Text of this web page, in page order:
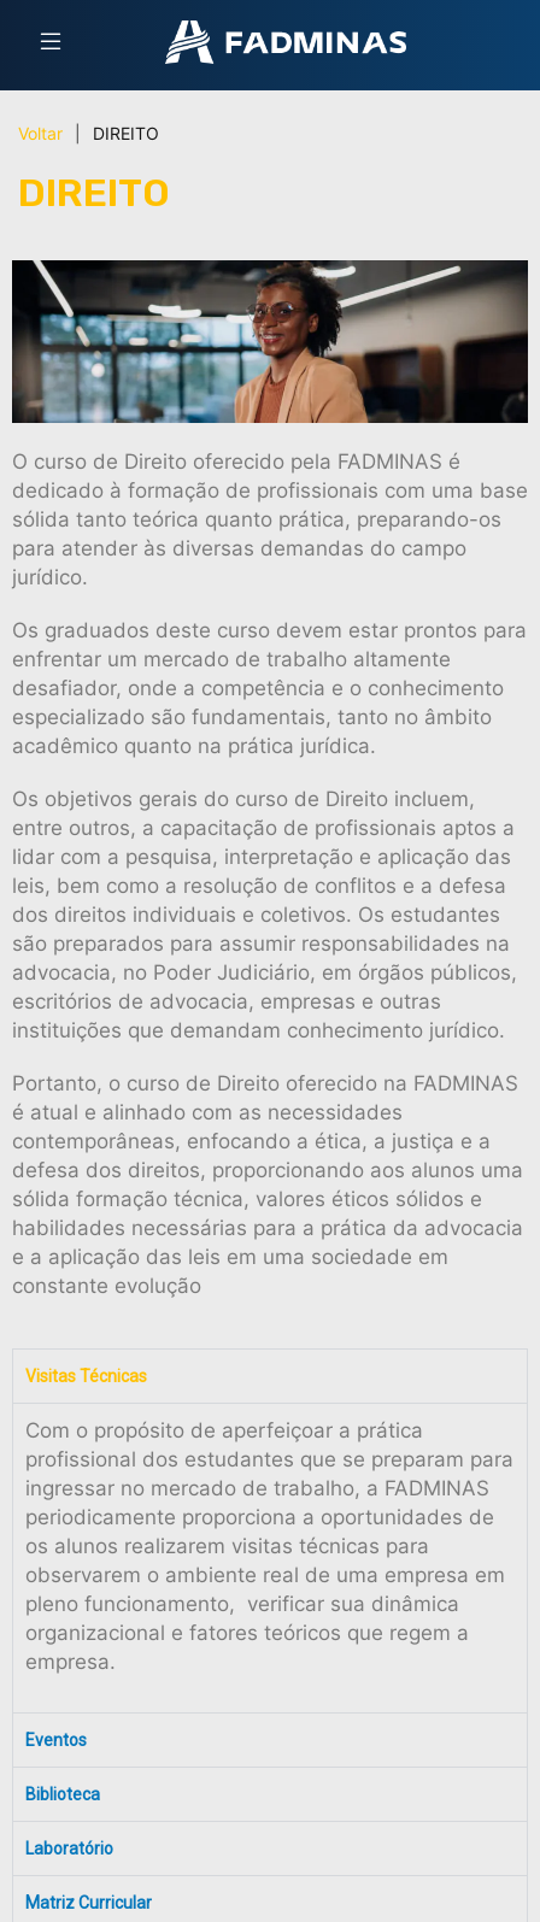
Voltar DIREITO
DIREITO
O curso de Direito oferecido pela FADMINAS é
dedicado à formação de profissionais com uma base
sólida tanto teórica quanto prática, preparando-os
para atender às diversas demandas do campo
jurídico.
Os graduados deste curso devem estar prontos para
enfrentar um mercado de trabalho altamente
desafiador, onde a competência e o conhecimento
especializado são fundamentais, tanto no âmbito
acadêmico quanto na prática jurídica.
Os objetivos gerais do curso de Direito incluem,
entre outros, a capacitação de profissionais aptos a
lidar com a pesquisa, interpretação e aplicação das
leis, bem como a resolução de conflitos e a defesa
dos direitos individuais e coletivos. Os estudantes
são preparados para assumir responsabilidades na
advocacia, no Poder Judiciário, em órgãos públicos,
escritórios de advocacia, empresas e outras
instituições que demandam conhecimento jurídico.
Portanto, o curso de Direito oferecido na FADMINAS
é atual e alinhado com as necessidades
contemporâneas, enfocando a ética, a justiça e a
defesa dos direitos, proporcionando aos alunos uma
sólida formação técnica, valores éticos sólidos e
habilidades necessárias para a prática da advocacia
e a aplicação das leis em uma sociedade em
constante evolução
Visitas Técnicas
Com o propósito de aperfeiçoar a prática
profissional dos estudantes que se preparam para
ingressar no mercado de trabalho, a FADMINAS
periodicamente proporciona a oportunidades de
os alunos realizarem visitas técnicas para
observarem o ambiente real de uma empresa em
pleno funcionamento, verificar sua dinâmica
organizacional e fatores teóricos que regem a
empresa.
Eventos
Biblioteca
Laboratório
Matriz Curricular